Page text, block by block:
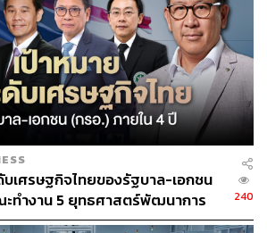
บเศรษฐกิจไทยของรัฐบาล-เอกชน
ทำงาน 5 ยุทธศาสตร์พัฒนาการ
240